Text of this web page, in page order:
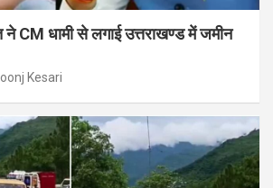
CM धामी से लगाई उत्तराखण्ड में जमीन
Kesari